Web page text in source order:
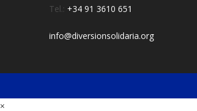
Tel.: +34 91 3610 651
info@diversionsolidaria.org
×